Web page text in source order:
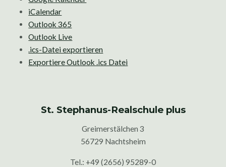
iCalendar
Outlook 365
Outlook Live
.ics-Datei exportieren
Exportiere Outlook .ics Datei
St. Stephanus-Realschule plus
Greimerstälchen 3
56729 Nachtsheim
Tel.: +49 (2656) 95289-0